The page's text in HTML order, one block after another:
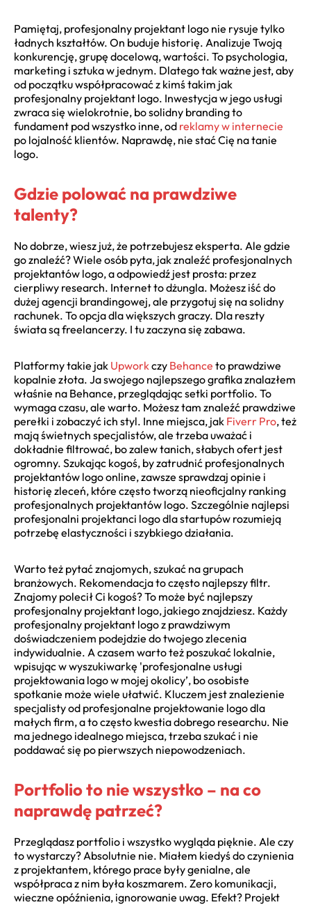
Pamiętaj, profesjonalny projektant logo nie rysuje tylko
ładnych kształtów. On buduje historię. Analizuje Twoją
konkurencję, grupę docelową, wartości. To psychologia,
marketing i sztuka w jednym. Dlatego tak ważne jest, aby
od początku współpracować z kimś takim jak
profesjonalny projektant logo. Inwestycja w jego usługi
zwraca się wielokrotnie, bo solidny branding to
fundament pod wszystko inne, od reklamy w internecie
po lojalność klientów. Naprawdę, nie stać Cię na tanie
logo.
Gdzie polować na prawdziwe
talenty?
No dobrze, wiesz już, że potrzebujesz eksperta. Ale gdzie
go znaleźć? Wiele osób pyta, jak znaleźć profesjonalnych
projektantów logo, a odpowiedź jest prosta: przez
cierpliwy research. Internet to dżungla. Możesz iść do
dużej agencji brandingowej, ale przygotuj się na solidny
rachunek. To opcja dla większych graczy. Dla reszty
świata są freelancerzy. I tu zaczyna się zabawa.
Platformy takie jak Upworkczy Behance to prawdziwe
kopalnie złota. Ja swojego najlepszego grafika znalazłem
właśnie na Behance, przeglądając setki portfolio. To
wymaga czasu, ale warto. Możesz tam znaleźć prawdziwe
perełki i zobaczyć ich styl. Inne miejsca, jak Fiverr Pro, też
mają świetnych specjalistów, ale trzeba uważać i
dokładnie filtrować, bo zalew tanich, słabych ofert jest
ogromny. Szukając kogoś, by zatrudnić profesjonalnych
projektantów logo online, zawsze sprawdzaj opinie i
historię zleceń, które często tworzą nieoficjalny ranking
profesjonalnych projektantów logo. Szczególnie najlepsi
profesjonalni projektanci logo dla startupów rozumieją
potrzebę elastyczności i szybkiego działania.
Warto też pytać znajomych, szukać na grupach
branżowych. Rekomendacja to często najlepszy filtr.
Znajomy polecił Ci kogoś? To może być najlepszy
profesjonalny projektant logo, jakiego znajdziesz. Każdy
profesjonalny projektant logo z prawdziwym
doświadczeniem podejdzie do twojego zlecenia
indywidualnie. A czasem warto też poszukać lokalnie,
wpisując w wyszukiwarkę 'profesjonalne usługi
projektowania logo w mojej okolicy’, bo osobiste
spotkanie może wiele ułatwić. Kluczem jest znalezienie
specjalisty od profesjonalne projektowanie logo dla
małych firm, a to często kwestia dobrego researchu. Nie
ma jednego idealnego miejsca, trzeba szukać i nie
poddawać się po pierwszych niepowodzeniach.
Portfolio to nie wszystko – na co
naprawdę patrzeć?
Przeglądasz portfolio i wszystko wygląda pięknie. Ale czy
to wystarczy? Absolutnie nie. Miałem kiedyś do czynienia
z projektantem, którego prace były genialne, ale
współpraca z nim była koszmarem. Zero komunikacji,
wieczne opóźnienia, ignorowanie uwag. Efekt? Projekt